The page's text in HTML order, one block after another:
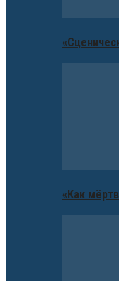
«Как